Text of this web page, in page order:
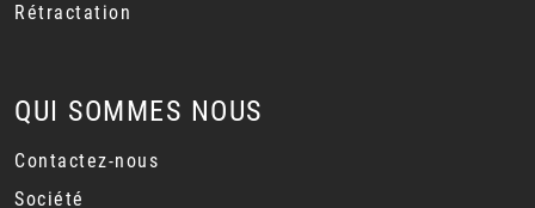
Rétractation
QUI SOMMES NOUS
Contactez-nous
Société